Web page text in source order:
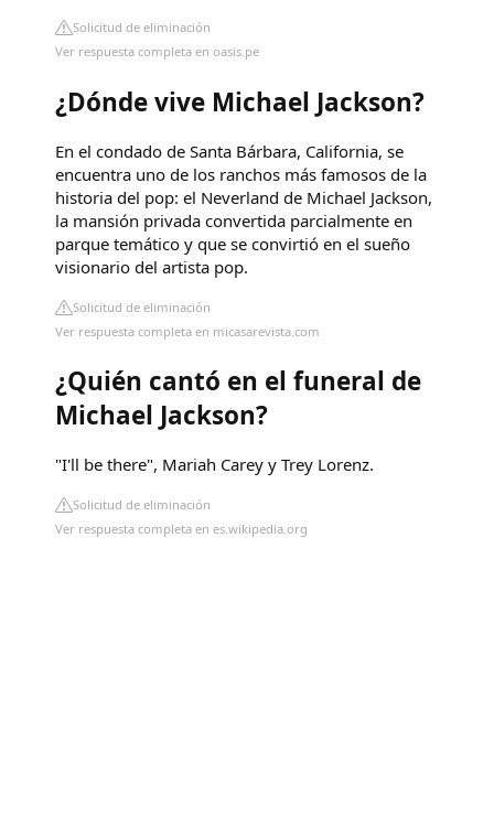
Solicitud de eliminación
Ver respuesta completa en oasis.pe
¿Dónde vive Michael Jackson?
En el condado de Santa Bárbara, California, se
encuentra uno de los ranchos más famosos de la
historia del pop: el Neverland de Michael Jackson,
la mansión privada convertida parcialmente en
parque temático y que se convirtió en el sueño
visionario del artista pop.
Solicitud de eliminación
Ver respuesta completa en micasarevista.com
¿Quién cantó en el funeral de
Michael Jackson?
"I'll be there", Mariah Carey y Trey Lorenz.
Solicitud de eliminación
Ver respuesta completa en es.wikipedia.org